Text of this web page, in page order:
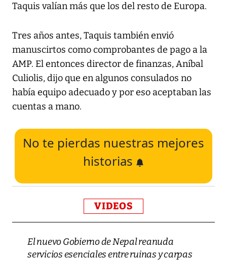
Taquis valían más que los del resto de Europa.
Tres años antes, Taquis también envió
manuscirtos como comprobantes de pago a la
AMP. El entonces director de finanzas, Aníbal
Culiolis, dijo que en algunos consulados no
había equipo adecuado y por eso aceptaban las
cuentas a mano.
No te pierdas nuestras mejores
historias
VIDEOS
El nuevo Gobierno de Nepal reanuda
servicios esenciales entre ruinas y carpas